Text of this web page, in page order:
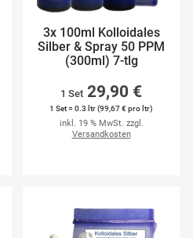
3x 100ml Kolloidales
Silber & Spray 50 PPM
(300ml) 7-tlg
1 Set 29,90 €
1 Set = 0.3 ltr (99,67 € pro ltr)
inkl. 19 % MwSt. zzgl.
Versandkosten